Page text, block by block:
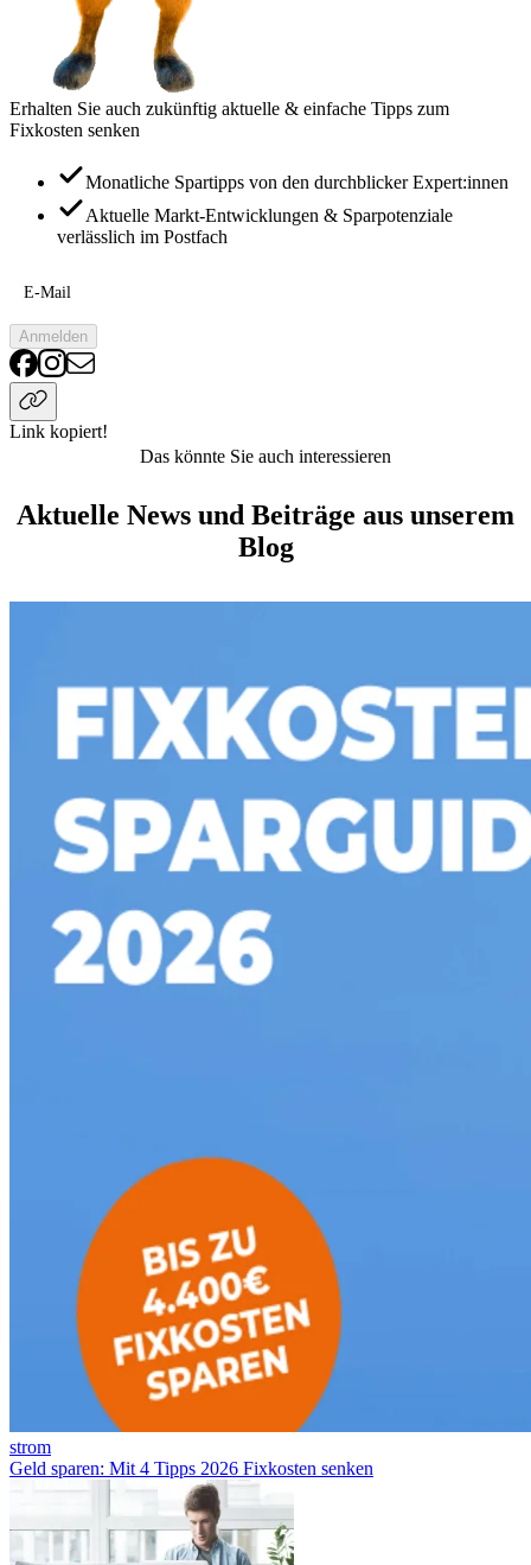
Erhalten Sie auch zukünftig aktuelle & einfache Tipps zum
Fixkosten senken
Monatliche Spartipps von den durchblicker Expert:innen
Aktuelle Markt-Entwicklungen & Sparpotenziale
verlässlich im Postfach
E-Mail
Anmelden
Link kopiert!
Das könnte Sie auch interessieren
Aktuelle News und Beiträge aus unserem
Blog
strom
Geld sparen: Mit 4 Tipps 2026 Fixkosten senken